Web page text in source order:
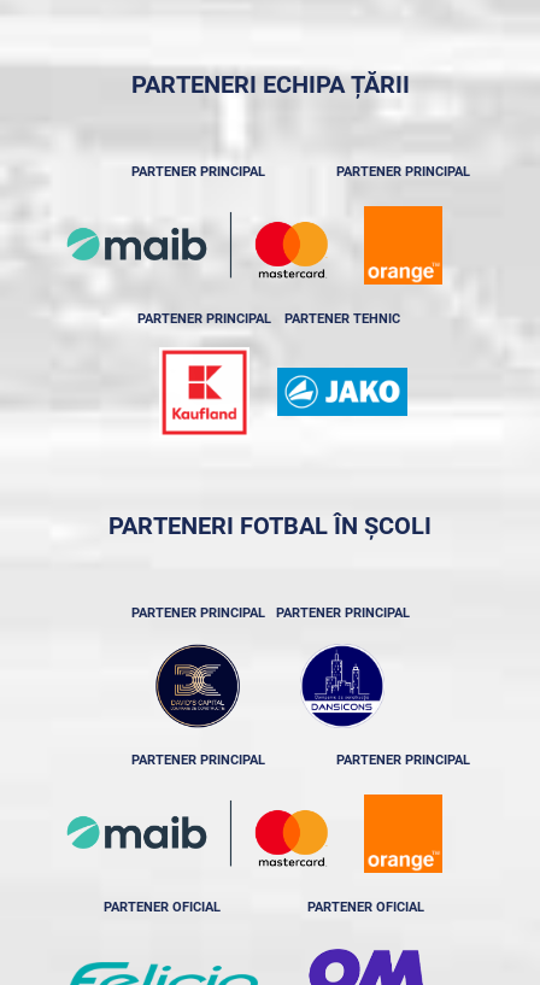
PARTENERI ECHIPA ȚĂRII
PARTENER PRINCIPAL PARTENER PRINCIPAL
PARTENER PRINCIPAL PARTENER TEHNIC
PARTENERI FOTBAL ÎN ȘCOLI
PARTENER PRINCIPAL PARTENER PRINCIPAL
PARTENER PRINCIPAL PARTENER PRINCIPAL
PARTENER OFICIAL PARTENER OFICIAL